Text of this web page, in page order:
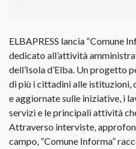
ELBAPRESS lancia “Comune
dedicato all’attività
dell’Isola d’Elba. Un progetto
di più i cittadini alle
e aggiornate sulle iniziative, i
servizi e le principali attività
Attraverso interviste,
campo, “Comune Informa”